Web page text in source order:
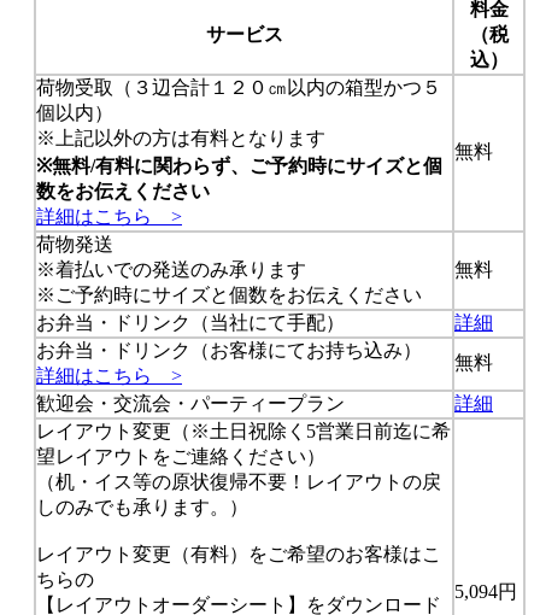
サービス
料金
（税
込）
荷物受取（３辺合計１２０㎝以内の箱型かつ５
個以内）
※上記以外の方は有料となります
※無料/有料に関わらず、ご予約時にサイズと個
数をお伝えください
詳細はこちら >
無料
荷物発送
※着払いでの発送のみ承ります
※ご予約時にサイズと個数をお伝えください
無料
お弁当・ドリンク（当社にて手配）
詳細
お弁当・ドリンク（お客様にてお持ち込み）
詳細はこちら >
無料
歓迎会・交流会・パーティープラン
詳細
レイアウト変更（※土日祝除く5営業日前迄に希
望レイアウトをご連絡ください）
（机・イス等の原状復帰不要！レイアウトの戻
しのみでも承ります。）
レイアウト変更（有料）をご希望のお客様はこ
ちらの
【レイアウトオーダーシート】をダウンロード
5,094円